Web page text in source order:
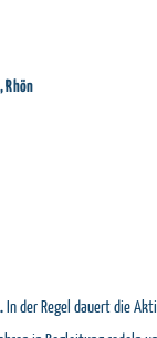
Rhön
In der Regel dauert die